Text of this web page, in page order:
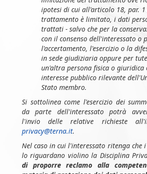
ipotesi di cui all'articolo 18, par. 1
trattamento è limitato, i dati
trattati - salvo che per la
con il consenso dell'interessato o
l'accertamento, l'esercizio o la
in sede giudiziaria oppure per
un'altra persona fisica o
interesse pubblico rilevante
Stato membro.
Si sottolinea come l'esercizio dei
da parte dell'interessato potrà
l'invio delle relative richieste
privacy@terna.it.
Nel caso in cui l'interessato ritenga che
lo riguardano violino la Disciplina
di proporre reclamo alla